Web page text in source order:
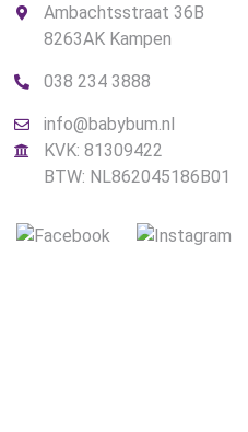
Ambachtsstraat 36B
8263AK Kampen
038 234 3888
info@babybum.nl
KVK: 81309422
BTW: NL862045186B01